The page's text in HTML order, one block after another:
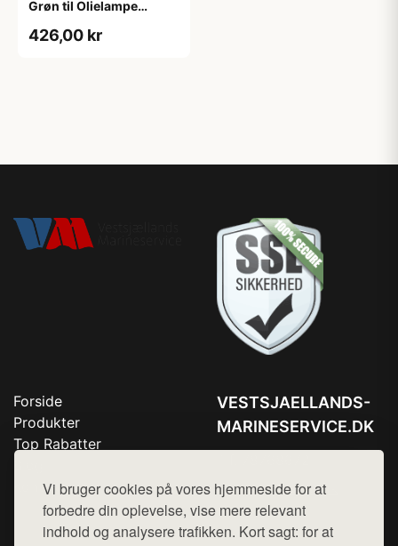
Vi bruger cookies på vores hjemmeside for at
forbedre din oplevelse, vise mere relevant
indhold og analysere trafikken. Kort sagt: for at
Grøn til Olielampe
426,00 kr
Forside
Produkter
Top Rabatter
Kontakt
VESTSJAELLANDS-
MARINESERVICE.DK
Mail:hej@want.dk
Cookie- og privatlivspolitik